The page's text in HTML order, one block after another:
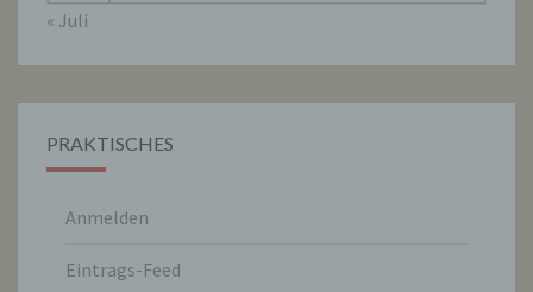
« Juli
PRAKTISCHES
Anmelden
Eintrags-Feed
Verantwortlicher ist die natürliche oder
oder andere Stelle, die allein oder
und Mittel der Verarbeitung von
personenbezogenen Daten entscheidet.
Verarbeitung durch das Unionsrecht oder
beziehungsweise können die bestimmten